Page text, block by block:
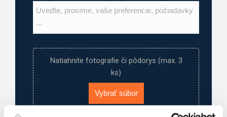
Natiahnite fotografie či pôdorys (max. 3
ks)